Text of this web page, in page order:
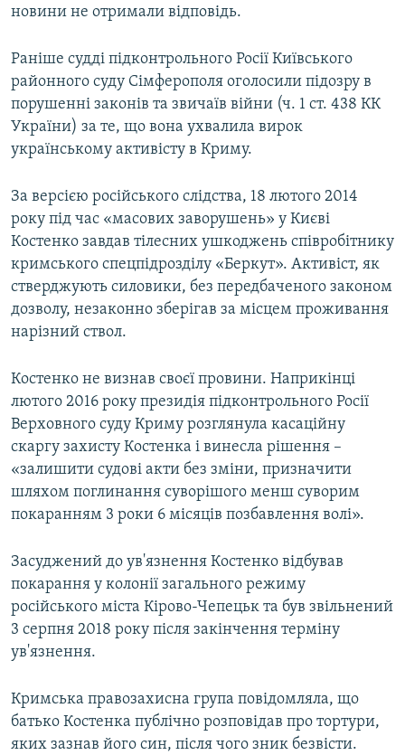
новини не отримали відповідь.
Раніше судді підконтрольного Росії Київського
районного суду Сімферополя оголосили підозру в
порушенні законів та звичаїв війни (ч. 1 ст. 438 КК
України) за те, що вона ухвалила вирок
українському активісту в Криму.
За версією російського слідства, 18 лютого 2014
року під час «масових заворушень» у Києві
Костенко завдав тілесних ушкоджень співробітнику
кримського спецпідрозділу «Беркут». Активіст, як
стверджують силовики, без передбаченого законом
дозволу, незаконно зберігав за місцем проживання
нарізний ствол.
Костенко не визнав своєї провини. Наприкінці
лютого 2016 року президія підконтрольного Росії
Верховного суду Криму розглянула касаційну
скаргу захисту Костенка і винесла рішення –
«залишити судові акти без зміни, призначити
шляхом поглинання суворішого менш суворим
покаранням 3 роки 6 місяців позбавлення волі».
Засуджений до ув'язнення Костенко відбував
покарання у колонії загального режиму
російського міста Кірово-Чепецьк та був звільнений
3 серпня 2018 року після закінчення терміну
ув'язнення.
Кримська правозахисна група повідомляла, що
батько Костенка публічно розповідав про тортури,
яких зазнав його син, після чого зник безвісти.